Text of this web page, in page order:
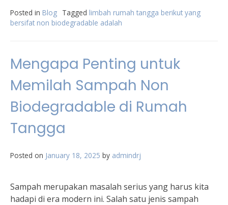
Posted in Blog Tagged limbah rumah tangga berikut yang
bersifat non biodegradable adalah
Mengapa Penting untuk
Memilah Sampah Non
Biodegradable di Rumah
Tangga
Posted on January 18, 2025 by admindrj
Sampah merupakan masalah serius yang harus kita
hadapi di era modern ini. Salah satu jenis sampah